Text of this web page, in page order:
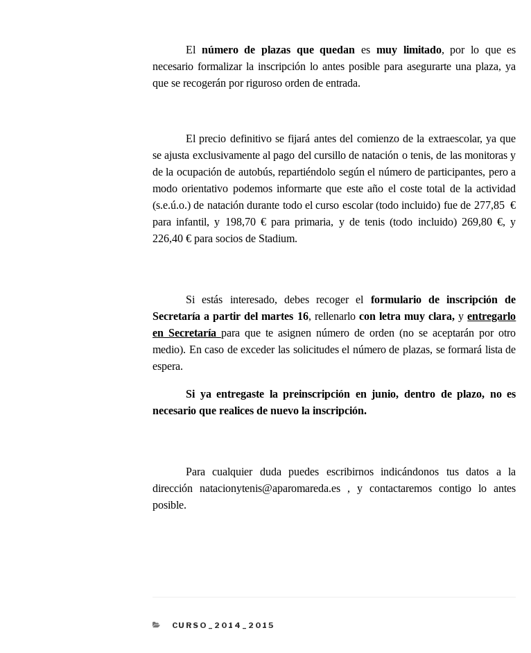
El número de plazas que quedanes muy limitado, por lo que es
necesario formalizar la inscripción lo antes posible para asegurarte una plaza, ya
que se recogerán por riguroso orden de entrada.
El precio definitivo se fijará antes del comienzo de la extraescolar, ya que
se ajusta exclusivamente al pago del cursillo de natación o tenis, de las monitoras y
de la ocupación de autobús, repartiéndolo según el número de participantes, pero a
modo orientativo podemos informarte que este año el coste total de la actividad
(s.e.ú.o.) de natación durante todo el curso escolar (todo incluido) fue de 277,85 €
para infantil, y 198,70 € para primaria, y de tenis (todo incluido) 269,80 €, y
226,40 € para socios de Stadium.
Si estás interesado, debes recoger el formulario de inscripción de
Secretaría a partir del martes 16, rellenarlo con letra muy clara, yentregarlo
en Secretaría para que te asignen número de orden (no se aceptarán por otro
medio). En caso de exceder las solicitudes el número de plazas, se formará lista de
espera.
Si ya entregaste la preinscripción en junio, dentro de plazo, no es
necesario que realices de nuevo la inscripción.
Para cualquier duda puedes escribirnos indicándonos tus datos a la
dirección natacionytenis@aparomareda.es , y contactaremos contigo lo antes
posible.
CATEGORÍAS
CURSO_2014_2015